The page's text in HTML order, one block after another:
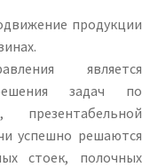
продукции
является
задач по
успешно решаются
стоек, полочных